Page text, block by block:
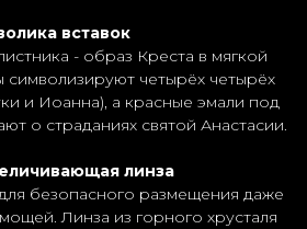
вставок
- образ Креста в мягкой
четырёх четырёх
и Иоанна), а красные эмали под
о страданиях святой Анастасии.
линза
безопасного размещения даже
Линза из горного хрусталя